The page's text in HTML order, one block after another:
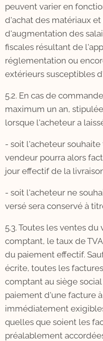
peuvent varier en
d'achat des matériaux
d'augmentation des
fiscales résultant de
réglementation ou
extérieurs susceptibles
5.2. En cas de
maximum un an,
lorsque l'acheteur a
- soit l'acheteur
vendeur pourra alors
jour effectif de la
- soit l'acheteur ne
versé sera conservé à
5.3. Toutes les ventes
comptant, le taux de
du paiement effectif.
écrite, toutes les
comptant au siège
paiement d'une facture
immédiatement
quelles que soient les
préalablement